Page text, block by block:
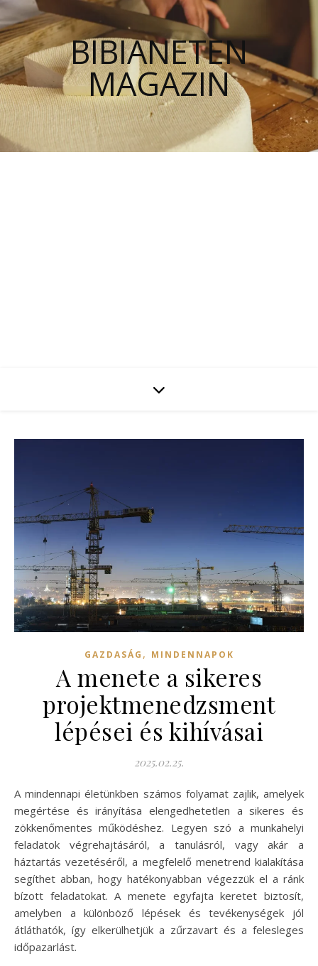
BIBIANETEN
MAGAZIN
GAZDASÁG , MINDENNAPOK
A menete a sikeres
projektmenedzsment
lépései és kihívásai
2025.02.25.
A mindennapi életünkben számos folyamat zajlik, amelyek
megértése és irányítása elengedhetetlen a sikeres és
zökkenőmentes működéshez. Legyen szó a munkahelyi
feladatok végrehajtásáról, a tanulásról, vagy akár a
háztartás vezetéséről, a megfelelő menetrend kialakítása
segíthet abban, hogy hatékonyabban végezzük el a ránk
bízott feladatokat. A menete egyfajta keretet biztosít,
amelyben a különböző lépések és tevékenységek jól
átláthatók, így elkerülhetjük a zűrzavart és a felesleges
időpazarlást.